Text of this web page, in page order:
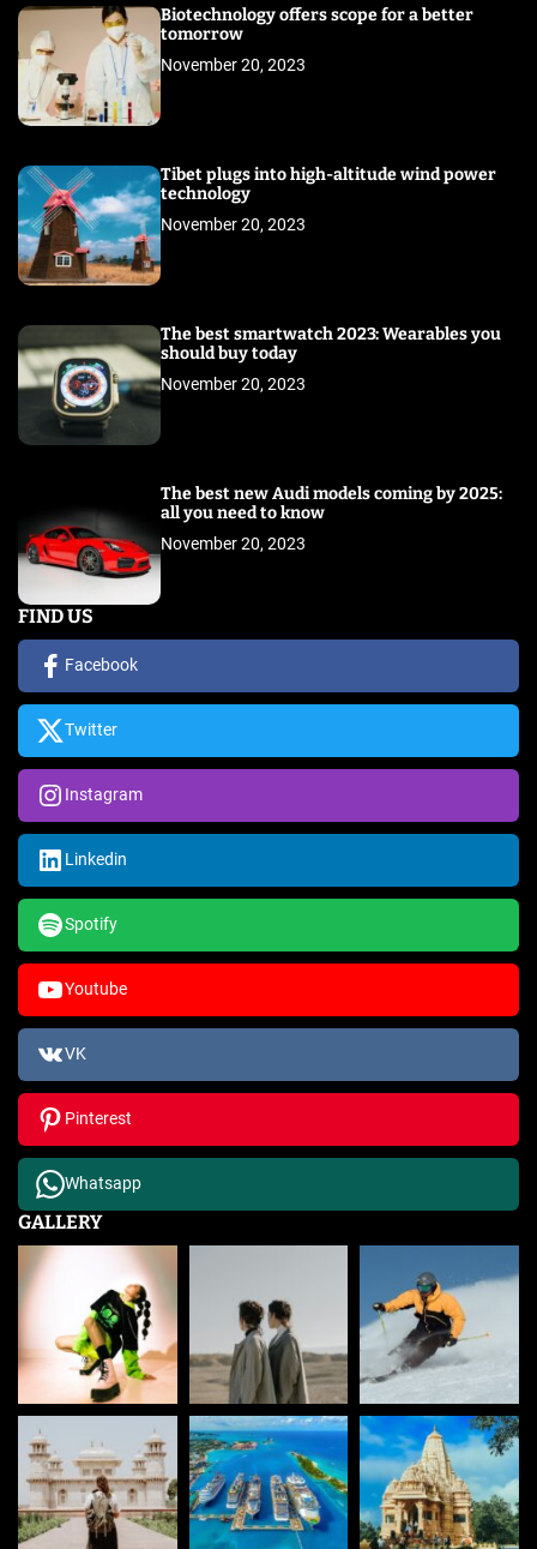
Biotechnology offers scope for a better
tomorrow
November 20, 2023
Tibet plugs into high-altitude wind power
technology
November 20, 2023
The best smartwatch 2023: Wearables you
should buy today
November 20, 2023
The best new Audi models coming by 2025:
all you need to know
November 20, 2023
FIND US
Facebook
Twitter
Instagram
Linkedin
Spotify
Youtube
VK
Pinterest
Whatsapp
GALLERY